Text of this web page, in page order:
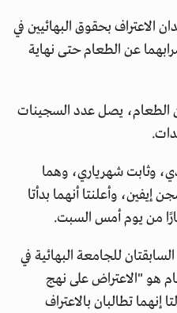
الاعتراف بحقوق البهائيين في
عن الطعام حتى نهاية
الطعام، يصل عدد السجينات
وثابت شهرياري، وهما
وأعلنتا أنهما بدأتا
للجامعة البهائية في
هو "الاعتراض على نهج
إنهما تطالبان بالاعتراف